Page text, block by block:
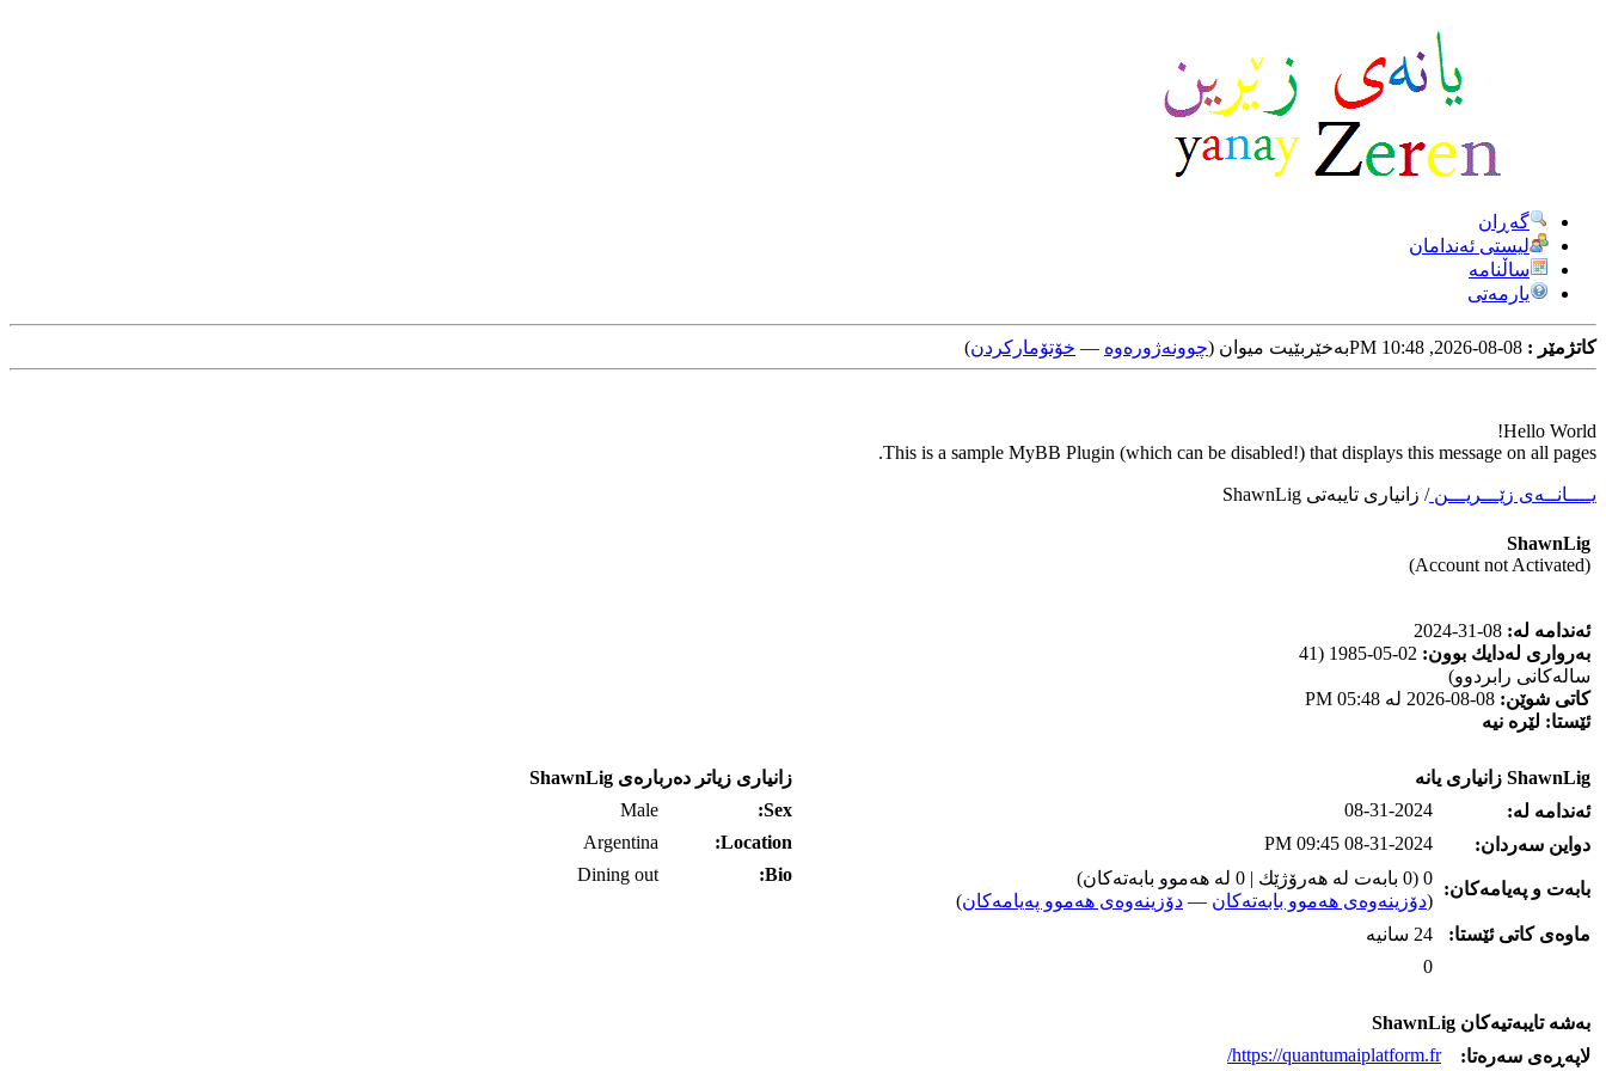
گه‌ڕان
لیستی ئه‌ندامان
ساڵنامه
یارمه‌تی
کاتژمێر : به‌خێربێیت میوان (چوونه‌ژوره‌وه‌ — خۆتۆمارکردن)
Hello World!
This is a sample MyBB Plugin (which can be disabled!) that displays this message on all pages.
یــــانــه‌ی زێـــریـــن/ زانیاری تایبه‌تی ShawnLig
ShawnLig
(Account not Activated)
ئه‌ندامه‌ له‌:
به‌رواری له‌دایك بوون:
02-05-1985 (41
ساله‌كانی رابردوو)
كاتی شوێن:
ئێستا: لێره‌ نیه‌
ShawnLig زانیاری یانه‌
ئه‌ندامه‌ له‌:
08-31-2024
دواین سه‌ردان:
08-31-2024 09:45 PM
بابه‌ت و په‌یامه‌کان:
0 (0 بابه‌ت له‌ هه‌رۆژێك | 0 له‌ هه‌موو بابه‌ته‌كان)
(دۆزینه‌وه‌ی هه‌موو بابه‌ته‌کان — دۆزینه‌وه‌ی هه‌موو په‌یامه‌کان)
ماوه‌ی كاتی ئێستا:
24 سانیه‌
0
به‌شه‌ تایبه‌تیه‌کان ShawnLig
لاپه‌ڕه‌ی سه‌ره‌تا:
https://quantumaiplatform.fr/
زانیاری زیاتر ده‌رباره‌ی ShawnLig
Sex:
Male
Location:
Argentina
Bio:
Dining out